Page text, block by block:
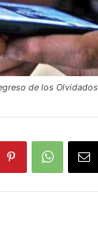
de los Olvidados